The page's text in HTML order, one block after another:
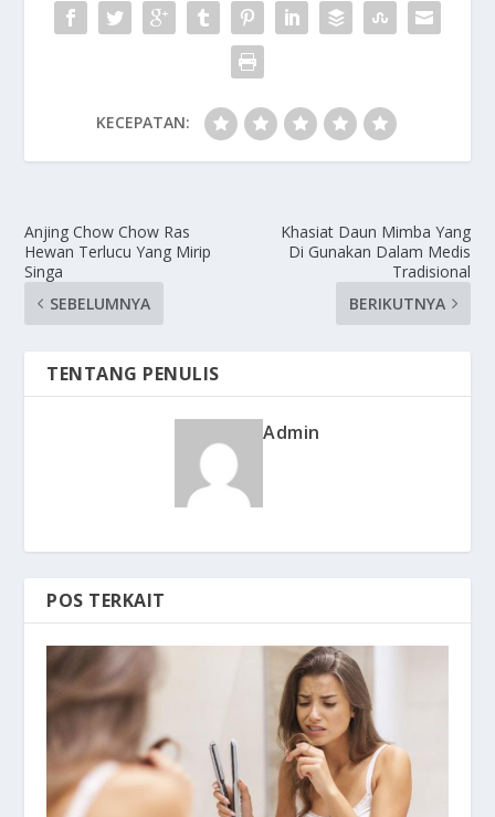
KECEPATAN:
Anjing Chow Chow Ras
Hewan Terlucu Yang Mirip
Singa
SEBELUMNYA
Khasiat Daun Mimba Yang
Di Gunakan Dalam Medis
Tradisional
BERIKUTNYA
TENTANG PENULIS
Admin
POS TERKAIT